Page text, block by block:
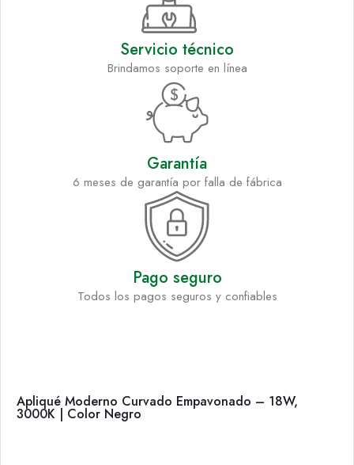
Servicio técnico
Brindamos soporte en línea
Garantía
6 meses de garantía por falla de fábrica
Pago seguro
Todos los pagos seguros y confiables
Apliqué Moderno Curvado Empavonado – 18W,
3000K | Color Negro